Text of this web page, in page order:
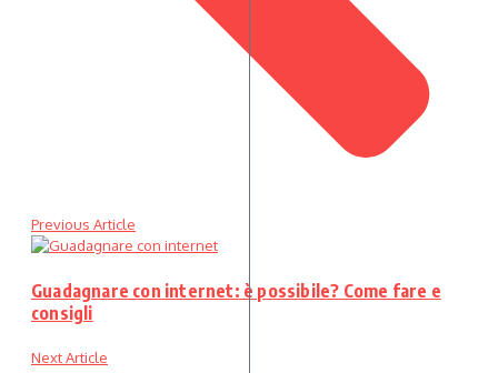
Previous Article
Guadagnare con internet: è possibile? Come fare e
consigli
Next Article